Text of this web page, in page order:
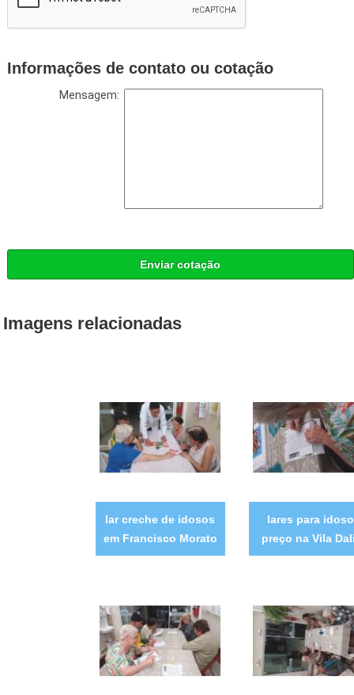
Informações de contato ou cotação
Mensagem:
Enviar cotação
Imagens relacionadas
lar creche de idosos
em Francisco Morato
lares para
preço na Vila